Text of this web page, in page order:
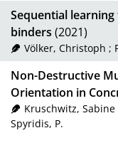
Sequential
binders (2021)
Völker, Christoph ;
Non-Destructive
Orientation in
Kruschwitz, Sabine
Spyridis, P.